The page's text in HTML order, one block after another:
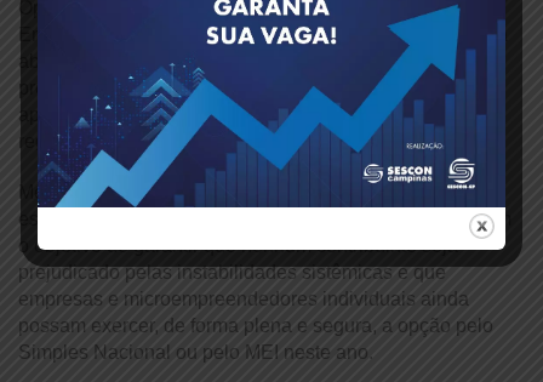
Opção pelo Simples Nacional e da Solicitação de
Enquadramento no Simei. O órgão também alertou que a
abertura de solicitações repetidas pode atrasar o
processamento geral, razão pela qual recomenda-se
apenas o acompanhamento das solicitações já
registradas.
Mesmo diante dos esclarecimentos apresentados,
estamos mantendo o pleito de prorrogação do prazo, com
o objetivo de garantir que nenhum contribuinte seja
prejudicado pelas instabilidades sistêmicas e que
empresas e microempreendedores individuais ainda
possam exercer, de forma plena e segura, a opção pelo
Simples Nacional ou pelo MEI neste ano.